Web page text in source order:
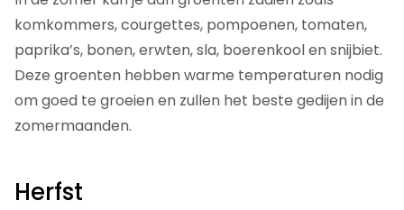
komkommers, courgettes, pompoenen, tomaten,
paprika’s, bonen, erwten, sla, boerenkool en snijbiet.
Deze groenten hebben warme temperaturen nodig
om goed te groeien en zullen het beste gedijen in de
zomermaanden.
Herfst